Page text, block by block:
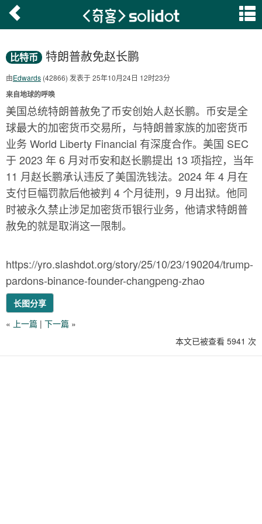
比特币 特朗普赦免赵长鹏
由Edwards (42866) 发表于 25年10月24日 12时23分
来自地球的呼唤
美国总统特朗普赦免了币安创始人赵长鹏。币安是全
球最大的加密货币交易所，与特朗普家族的加密货币
业务 World Liberty Financial 有深度合作。美国 SEC
于 2023 年 6 月对币安和赵长鹏提出 13 项指控，当年
11 月赵长鹏承认违反了美国洗钱法。2024 年 4 月在
支付巨幅罚款后他被判 4 个月徒刑，9 月出狱。他同
时被永久禁止涉足加密货币银行业务，他请求特朗普
赦免的就是取消这一限制。
https://yro.slashdot.org/story/25/10/23/190204/trump-
pardons-binance-founder-changpeng-zhao
长图分享
« 上一篇 | 下一篇 »
本文已被查看 5941 次